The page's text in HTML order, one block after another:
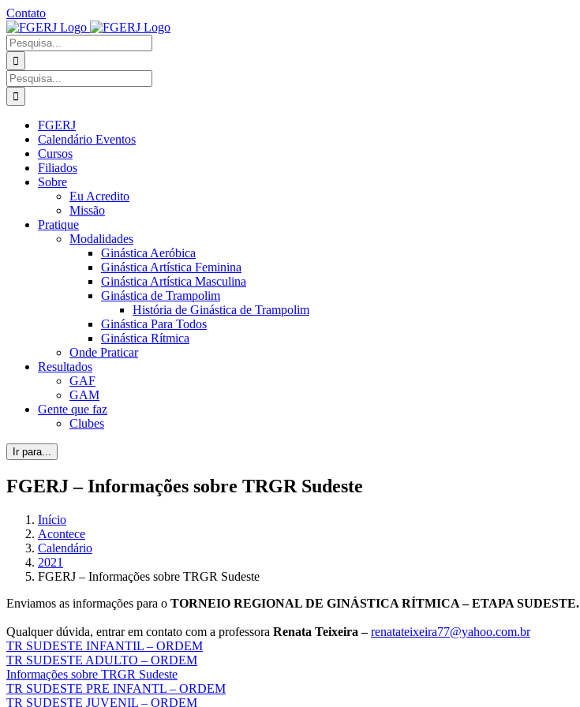
Ir
para
o
conteúdo
Contato
Facebook
Instagram
YouTube
Facebook
Grupo
Procurar
por:
Procurar
por:
FGERJ
Calendário Eventos
Cursos
Filiados
Sobre
Eu Acredito
Missão
Pratique
Modalidades
Ginástica Aeróbica
Ginástica Artística Feminina
Ginástica Artística Masculina
Ginástica de Trampolim
História de Ginástica de Trampolim
Ginástica Para Todos
Ginástica Rítmica
Onde Praticar
Resultados
GAF
GAM
Gente que faz
Clubes
Ir para...
FGERJ – Informações sobre TRGR Sudeste
Início
Acontece
Calendário
2021
FGERJ – Informações sobre TRGR Sudeste
Enviamos as informações para o TORNEIO REGIONAL DE GINÁSTICA RÍTMICA – ETAPA SUDESTE.
Qualquer dúvida, entrar em contato com a professora Renata Teixeira –renatateixeira77@yahoo.com.br
TR SUDESTE INFANTIL – ORDEM
TR SUDESTE ADULTO – ORDEM
Informações sobre TRGR Sudeste
TR SUDESTE PRE INFANTL – ORDEM
TR SUDESTE JUVENIL – ORDEM